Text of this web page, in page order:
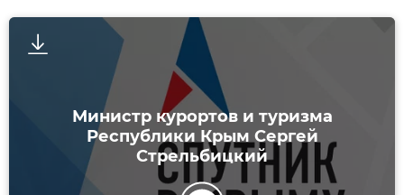
Министр курортов и туризма
Республики Крым Сергей
Стрельбицкий